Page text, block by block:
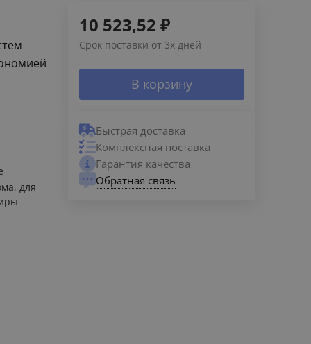
для
10 523,52 ₽
Срок поставки от 3х дней
В корзину
Быстрая доставка
Комплексная поставка
Гарантия качества
Обратная связь